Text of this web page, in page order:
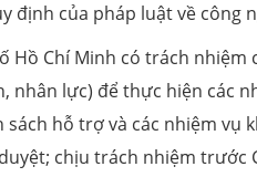
định của pháp luật về công
Hồ Chí Minh có trách
nhân lực) để thực hiện các
hỗ trợ và các nhiệm vụ
chịu trách nhiệm trước